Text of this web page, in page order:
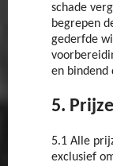
schade
begrepen
gederfde
en bindend
5.
5.1 Alle
exclusief